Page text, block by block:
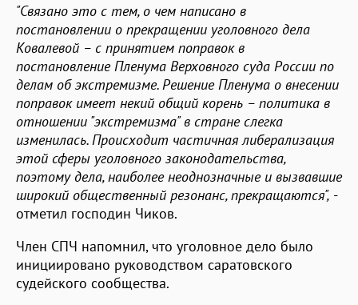
"Связано это с тем, о чем написано в
постановлении о прекращении уголовного дела
Ковалевой – с принятием поправок в
постановление Пленума Верховного суда России по
делам об экстремизме. Решение Пленума о внесении
поправок имеет некий общий корень – политика в
отношении "экстремизма" в стране слегка
изменилась. Происходит частичная либерализация
этой сферы уголовного законодательства,
поэтому дела, наиболее неоднозначные и вызвавшие
широкий общественный резонанс, прекращаются", -
отметил господин Чиков.
Член СПЧ напомнил, что уголовное дело было
инициировано руководством саратовского
судейского сообщества.